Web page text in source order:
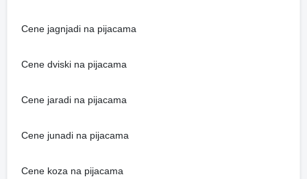
Cene jagnjadi na pijacama
Cene dviski na pijacama
Cene jaradi na pijacama
Cene junadi na pijacama
Cene koza na pijacama